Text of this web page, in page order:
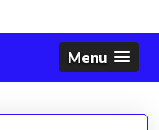
Menu